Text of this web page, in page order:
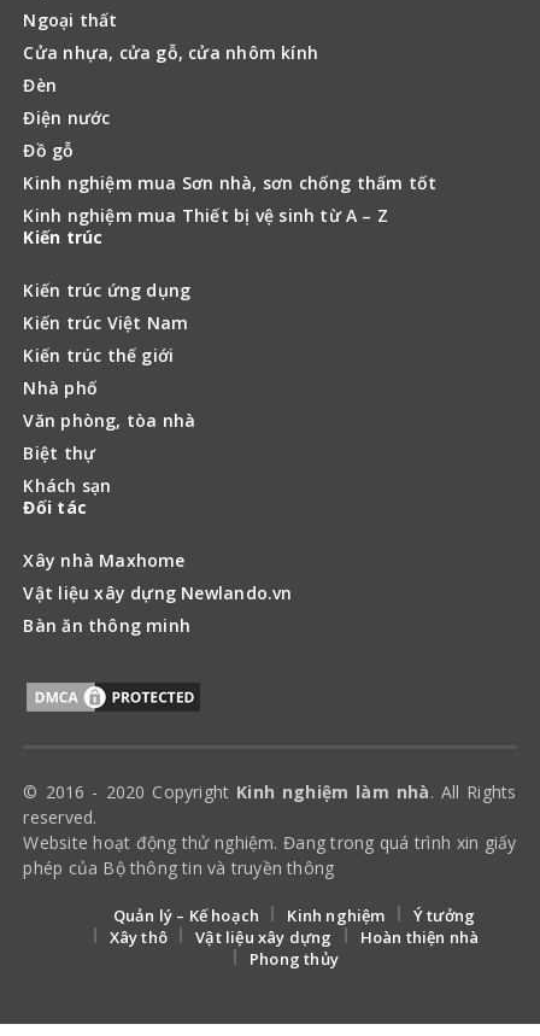
Ngoại thất
Cửa nhựa, cửa gỗ, cửa nhôm kính
Đèn
Điện nước
Đồ gỗ
Kinh nghiệm mua Sơn nhà, sơn chống thấm tốt
Kinh nghiệm mua Thiết bị vệ sinh từ A – Z
Kiến trúc
Kiến trúc ứng dụng
Kiến trúc Việt Nam
Kiến trúc thế giới
Nhà phố
Văn phòng, tòa nhà
Biệt thự
Khách sạn
Đối tác
Xây nhà Maxhome
Vật liệu xây dựng Newlando.vn
Bàn ăn thông minh
© 2016 - 2020 Copyright Kinh nghiệm làm nhà. All Rights
reserved.
Website hoạt động thử nghiệm. Đang trong quá trình xin giấy
phép của Bộ thông tin và truyền thông
Quản lý – Kế hoạch Kinh nghiệm
Ý tưởng
Xây thô
Vật liệu xây dựng
Hoàn thiện nhà
Phong thủy